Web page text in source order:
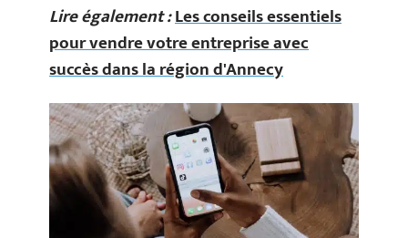
Lire également :Les conseils essentiels
pour vendre votre entreprise avec
succès dans la région d'Annecy